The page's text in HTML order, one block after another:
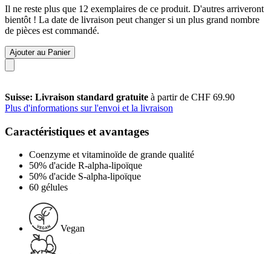
Il ne reste plus que 12 exemplaires de ce produit. D'autres arriveront
bientôt ! La date de livraison peut changer si un plus grand nombre
de pièces est commandé.
Ajouter au Panier
Suisse: Livraison standard gratuite à partir de CHF 69.90
Plus d'informations sur l'envoi et la livraison
Caractéristiques et avantages
Coenzyme et vitaminoïde de grande qualité
50% d'acide R-alpha-lipoïque
50% d'acide S-alpha-lipoïque
60 gélules
Vegan